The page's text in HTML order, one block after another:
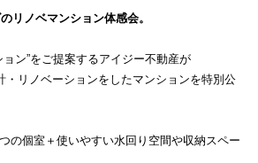
リノベマンション体感会。
ン”をご提案するアイジー不動産が
・リノベーションをしたマンションを特別公
の個室＋使いやすい水回り空間や収納スペー